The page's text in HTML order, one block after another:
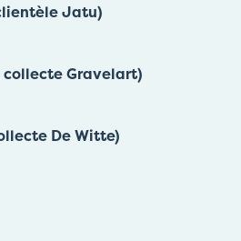
Jatu)
collecte Gravelart)
De Witte)